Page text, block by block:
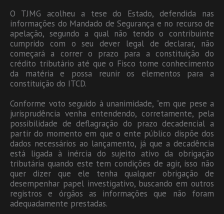
O TJMG acolheu a tese do Estado, defendida nas
informações do Mandado de Segurança e no recurso de
apelação, segundo a qual não tendo o contribuinte
cumprido com o seu dever legal de declarar, não
começará a correr o prazo para a constituição do
crédito tributário até que o Fisco tome conhecimento
da matéria e possa reunir os elementos para a
constituição do ITCD.
Conforme voto seguido à unanimidade, “em que pese a
jurisprudência venha entendendo, corretamente, pela
possibilidade de deflagração do prazo decadencial a
partir do momento em que o ente público dispõe dos
dados necessários ao lançamento, já que a decadência
está ligada à inércia do sujeito ativo da obrigação
tributária quando este tem condições de agir, isso não
quer dizer que ele tenha qualquer obrigação de
desempenhar papel investigativo, buscando em outros
registros e órgãos as informações que não foram
adequadamente prestadas.